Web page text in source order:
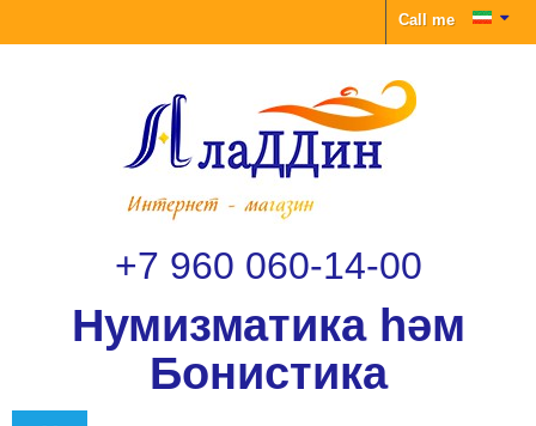
Call me
+7 960 060-14-00
Нумизматика һәм
Бонистика